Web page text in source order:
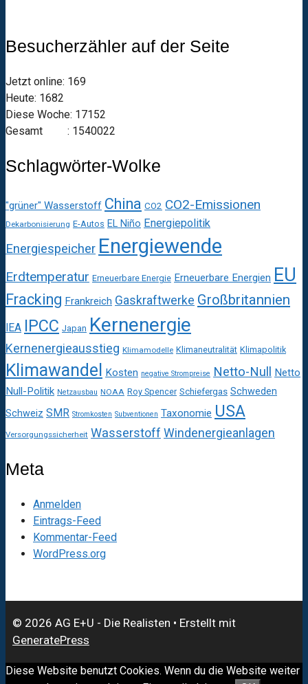
Besucherzähler auf der Seite
Jetzt online: 169
Heute: 1682
Diese Woche: 17152
Gesamt : 1540022
Schlagwörter-Wolke
"grüner" Wasserstoff China CO2 CO2-Emissionen
Dekarbonisierung E-Autos EL Niño Energiepolitik
Energiespeicher Energiewende
Erdtemperatur Erneuerbare Energie Erneuerbare Energien EU
Fracking Frankreich Gaskraftwerke Großbritannien
IEA IPCC Japan Kernenergie
Kernenergieausstieg Klimamodelle Klimaneutralität Klimapolitik
Klimawandel Kosten negative Strompreise Netto-Null
Netto
Null-Politik Netzausbau NOAA Roy Spencer Schiefergas Schweden
Schweiz SMR Stromkosten Subventionen Taxonomie USA
Versorgungssicherheit Wasserstoff Windenergieanlagen
Meta
Anmelden
Eintrags-Feed
Kommentar-Feed
WordPress.org
© 2026 AG E+U - Die Realisten • Erstellt mit
GeneratePress
Diese Website benutzt Cookies. Wenn du die Website weiter